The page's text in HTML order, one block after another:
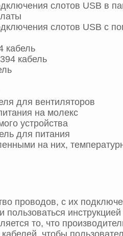
слотов USB в
слотов USB с
кабель
кабель
для вентиляторов
на молекс
устройства
для питания
на них,
проводов, с их
пользоваться
то, что